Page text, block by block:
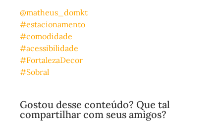
@matheus_domkt
#estacionamento
#comodidade
#acessibilidade
#FortalezaDecor
#Sobral
Gostou desse conteúdo? Que tal
compartilhar com seus amigos?